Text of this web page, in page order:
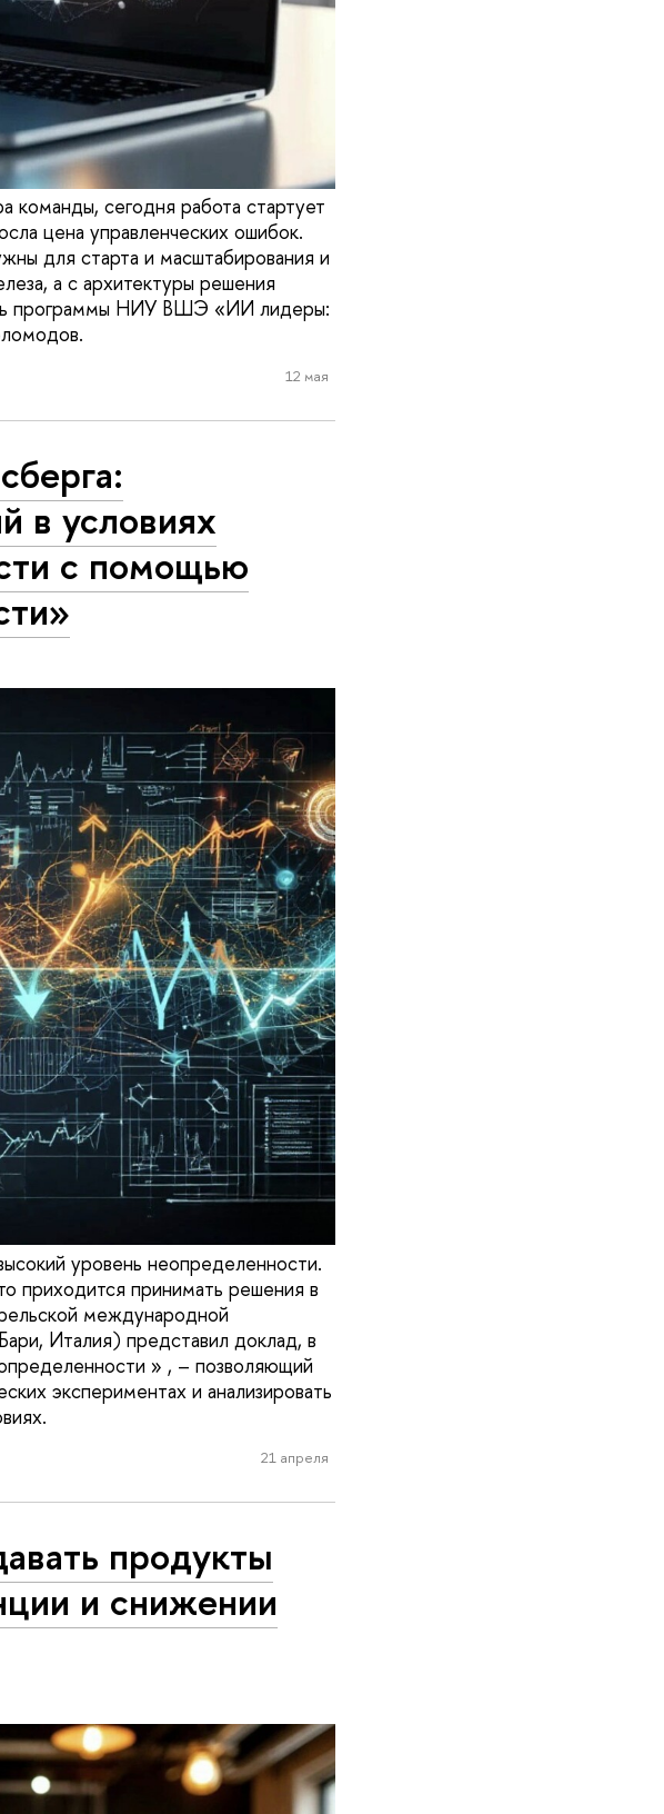
команды, сегодня работа стартует
цена управленческих ошибок.
для старта и масштабирования и
а с архитектуры решения
программы НИУ ВШЭ «ИИ лидеры:
12 мая
в условиях
с помощью
уровень неопределенности.
приходится принимать решения в
международной
Италия) представил доклад, в
» , – позволяющий
экспериментах и анализировать
21 апреля
продукты
и снижении